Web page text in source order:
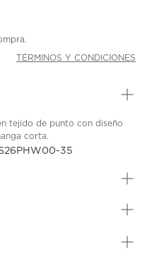
TÉRMINOS Y CONDICIONES
tejido de punto con diseño
corta.
35